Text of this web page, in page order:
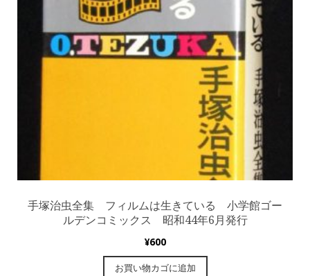
手塚治虫全集 フィルムは生きている 小学館ゴー
ルデンコミックス 昭和44年6月発行
¥600
お買い物カゴに追加